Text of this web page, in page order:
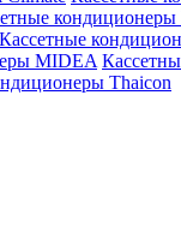
кондиционеры
Кассетные
MIDEA
Thaicon